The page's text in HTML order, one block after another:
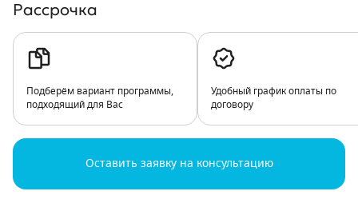
Рассрочка
Подберём вариант программы,
подходящий для Вас
Удобный график оплаты по
договору
Оставить заявку на консультацию